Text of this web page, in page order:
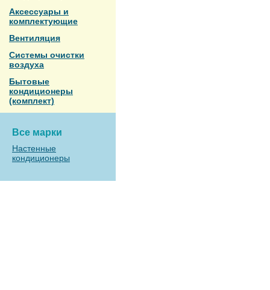
Аксессуары и
комплектующие
Вентиляция
Системы очистки
воздуха
Бытовые
кондиционеры
(комплект)
Все марки
Настенные
кондиционеры